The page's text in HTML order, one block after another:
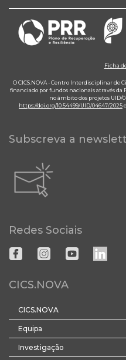
Ficha
O CICS.NOVA - Centro Interdisciplinar de
financiado por fundos nacionais através da
no âmbito dos projetos UID/
https://doi.org/10.54499/UID/04647/2025e
Subscreva a
Redes Sociais
CICS.NOVA
CICS.NOVA
Equipa
Investigação